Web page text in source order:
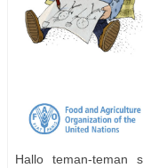
Hallo teman-teman